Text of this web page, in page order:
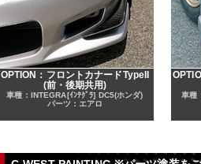
OPTION：フロントカナードTypeII
(前・後期共用)
車種：INTEGRA[ｲﾝﾃｸﾞﾗ] DC5(ホンダ)
パーツ：エアロ
車種